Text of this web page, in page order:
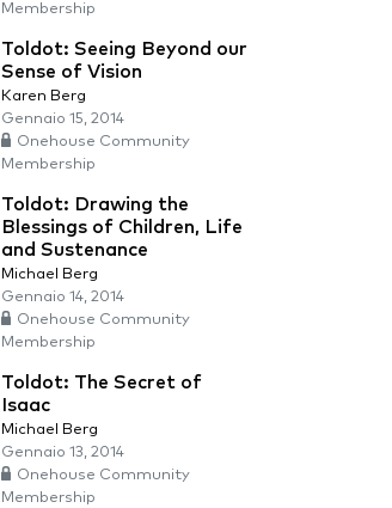
Membership
Toldot: Seeing Beyond our
Sense of Vision
Karen Berg
Gennaio 15, 2014
Onehouse Community
Membership
Toldot: Drawing the
Blessings of Children, Life
and Sustenance
Michael Berg
Gennaio 14, 2014
Onehouse Community
Membership
Toldot: The Secret of
Isaac
Michael Berg
Gennaio 13, 2014
Onehouse Community
Membership